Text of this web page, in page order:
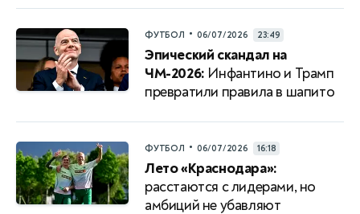
ФУТБОЛ • 06/07/2026 23:49
Эпический скандал на
ЧМ-2026: Инфантино и Трамп
превратили правила в шапито
ФУТБОЛ • 06/07/2026 16:18
Лето «Краснодара»:
расстаются с лидерами, но
амбиций не убавляют